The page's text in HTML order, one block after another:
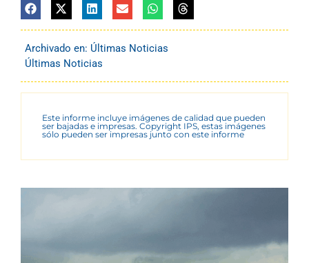
Archivado en: Últimas Noticias
Últimas Noticias
Este informe incluye imágenes de calidad que pueden
ser bajadas e impresas. Copyright IPS, estas imágenes
sólo pueden ser impresas junto con este informe